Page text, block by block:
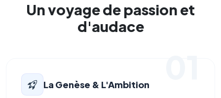
Un voyage de passion et
d'audace
La Genèse & L'Ambition